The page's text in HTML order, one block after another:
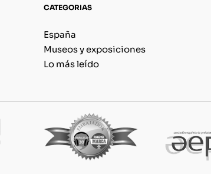
CATEGORIAS
España
Museos y exposiciones
Lo más leído